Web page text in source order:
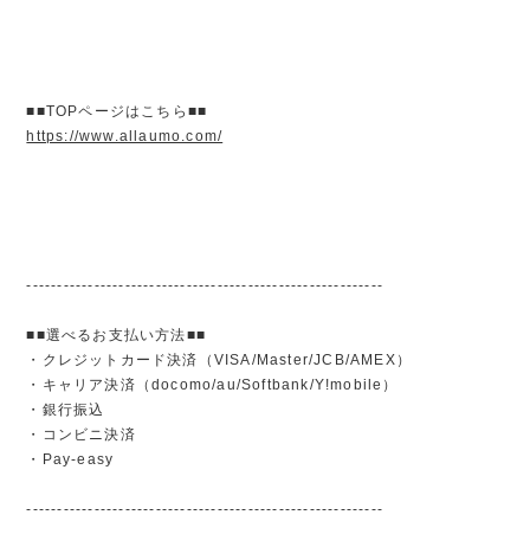
■■TOPページはこちら■■
https://www.allaumo.com/
----------------------------------------------------------
■■選べるお支払い方法■■
・クレジットカード決済（VISA/Master/JCB/AMEX）
・キャリア決済（docomo/au/Softbank/Y!mobile）
・銀行振込
・コンビニ決済
・Pay-easy
----------------------------------------------------------